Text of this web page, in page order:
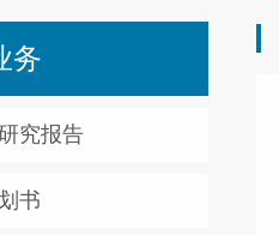
务
究报告
书